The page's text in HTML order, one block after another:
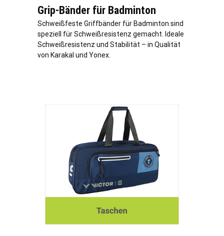
Grip-Bänder für Badminton
Schweißfeste Griffbänder für Badminton sind
speziell für Schweißresistenz gemacht. Ideale
Schweißresistenz und Stabilität – in Qualität
von Karakal und Yonex.